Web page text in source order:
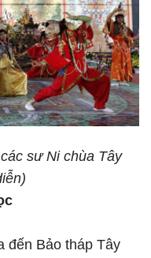
sư Ni chùa Tây
đến Bảo tháp Tây